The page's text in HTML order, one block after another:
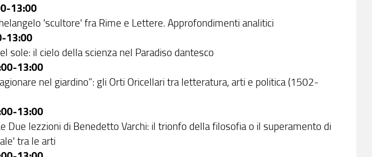
13:00
'scultore' fra Rime e Lettere. Approfondimenti analitici
13:00
sole: il cielo della scienza nel Paradiso dantesco
13:00
nel giardino”: gli Orti Oricellari tra letteratura, arti e politica (1502-
13:00
Due lezzioni di Benedetto Varchi: il trionfo della filosofia o il superamento di
tra le arti